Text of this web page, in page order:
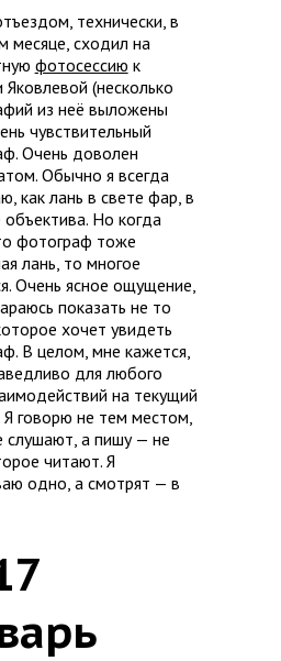
технически, в
месяце, сходил на
фотосессию к
Яковлевой (несколько
из неё выложены
чувствительный
Очень доволен
Обычно я всегда
как лань в свете фар, в
объектива. Но когда
фотограф тоже
лань, то многое
Очень ясное ощущение,
показать не то
хочет увидеть
В целом, мне кажется,
для любого
на текущий
говорю не тем местом,
слушают, а пишу — не
читают. Я
одно, а смотрят — в